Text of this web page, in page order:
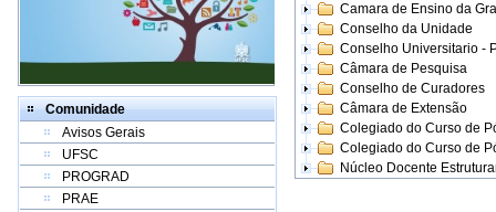
Comunidade
Avisos Gerais
UFSC
PROGRAD
PRAE
Camara de Ensino da
Conselho da Unidade
Conselho Universitario -
Câmara de Pesquisa
Conselho de Curadores
Câmara de Extensão
Colegiado do Curso de
Colegiado do Curso de
Núcleo Docente